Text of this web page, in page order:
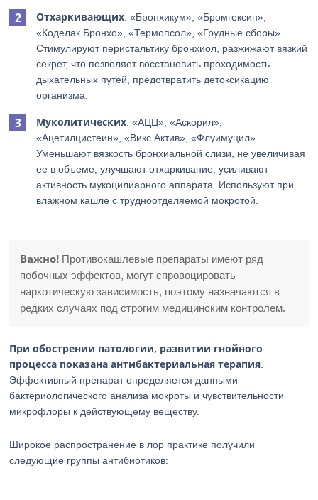
Отхаркивающих: «Бронхикум», «Бромгексин»,
«Коделак Бронхо», «Термопсол», «Грудные сборы».
Стимулируют перистальтику бронхиол, разжижают вязкий
секрет, что позволяет восстановить проходимость
дыхательных путей, предотвратить детоксикацию
организма.
Муколитических: «АЦЦ», «Аскорил»,
«Ацетилцистеин», «Викс Актив», «Флуимуцил».
Уменьшают вязкость бронхиальной слизи, не увеличивая
ее в объеме, улучшают отхаркивание, усиливают
активность мукоцилиарного аппарата. Используют при
влажном кашле с трудноотделяемой мокротой.
Важно! Противокашлевые препараты имеют ряд
побочных эффектов, могут спровоцировать
наркотическую зависимость, поэтому назначаются в
редких случаях под строгим медицинским контролем.
При обострении патологии, развитии гнойного
процесса показана антибактериальная терапия
Эффективный препарат определяется данными
бактериологического анализа мокроты и чувствительности
микрофлоры к действующему веществу.
Широкое распространение в лор практике получили
следующие группы антибиотиков: